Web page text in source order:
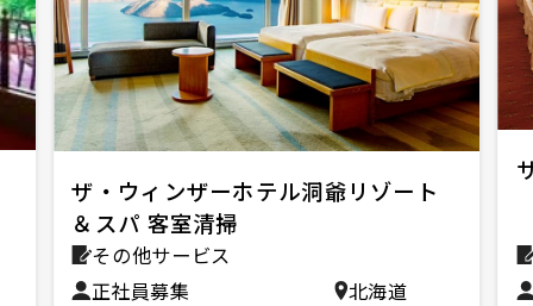
ザ・ウィンザーホテル洞爺リゾート
＆スパ 客室清掃
その他サービス
正社員募集
北海道